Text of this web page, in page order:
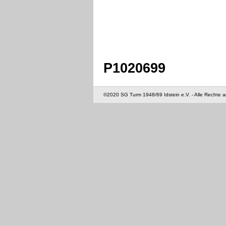
P1020699
©2020 SG Turm 1948/69 Idstein e.V. - Alle Rechte